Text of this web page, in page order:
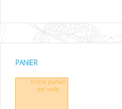
PANIER
Votre panier
est vide.